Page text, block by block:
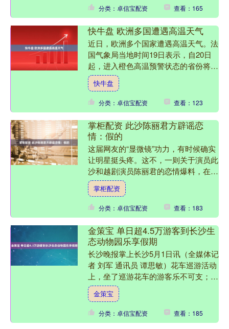
分类：卓信宝配资 查看：165
快牛盘 欧洲多国遭遇高温天气
近日，欧洲多个国家遭遇高温天气。法
国气象局当地时间19日表示，自20日
起，进入橙色高温预警状态的省份将增
加至60个，约占法国全国省份总数的三
分之二。法国气象局警....
快牛盘
分类：卓信宝配资 查看：123
掌柜配资 此沙陈丽君方辟谣恋
情：假的
这届网友的“显微镜”功力，有时候确实
让明星挺头疼。这不，一则关于演员此
沙和越剧演员陈丽君的恋情爆料，在昨
日突然发酵，直接把双方工作室都炸了
出来。 爆料来得挺突然....
掌柜配资
分类：卓信宝配资 查看：183
金策宝 单日超4.5万游客到长沙生
态动物园乐享假期
长沙晚报掌上长沙5月1日讯（全媒体记
者 刘军 通讯员 谭思敏）花车巡游活动
上，坐了巡游花车的游客乐不可支；极
地馆里，漂亮的海狮与帅气的因纽特人
特别吸睛；大象雕塑....
金策宝
分类：卓信宝配资 查看：185